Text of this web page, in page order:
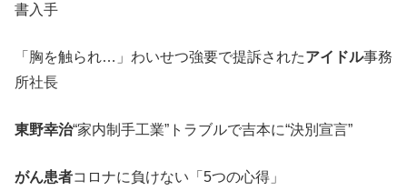
書入手
「胸を触られ…」わいせつ強要で提訴されたアイドル事務
所社長
東野幸治“家内制手工業”トラブルで吉本に“決別宣言”
がん患者コロナに負けない「5つの心得」